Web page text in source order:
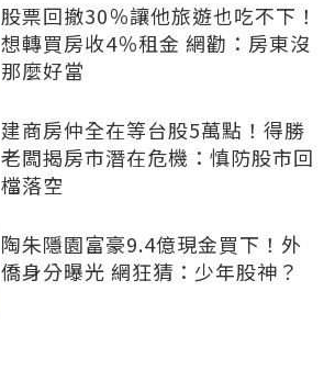
股票回撤30％讓他旅遊也吃不下！
想轉買房收4％租金 網勸：房東沒
那麼好當
建商房仲全在等台股5萬點！得勝
老闆揭房市潛在危機：慎防股市回
檔落空
陶朱隱園富豪9.4億現金買下！外
僑身分曝光 網狂猜：少年股神？